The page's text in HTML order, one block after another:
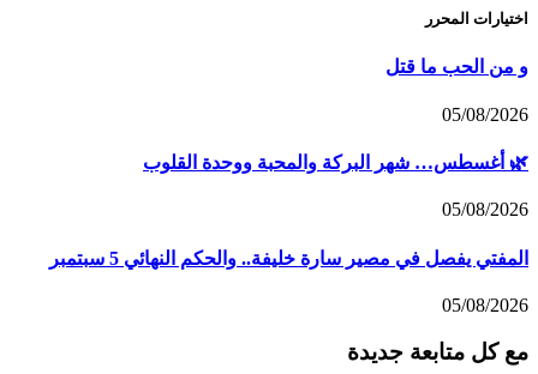
اختيارات المحرر
و من الحب ما قتل
05/08/2026
🌿 أغسطس… شهر البركة والمحبة ووحدة القلوب
05/08/2026
المفتي يفصل في مصير سارة خليفة.. والحكم النهائي 5 سبتمبر
05/08/2026
مع كل متابعة جديدة